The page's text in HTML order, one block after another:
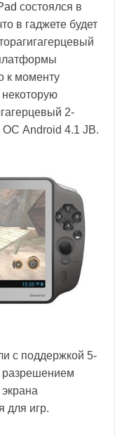
состоялся в
в гаджете будет
к моменту
2-
ОС Android 4.1 JB.
с поддержкой 5-
разрешением
для игр.